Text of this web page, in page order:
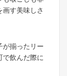
す美味しさ
が揃ったリー
で飲んだ際に